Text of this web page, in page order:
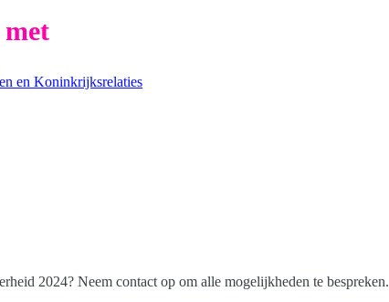
2024? Neem contact op om alle mogelijkheden te bespreken.